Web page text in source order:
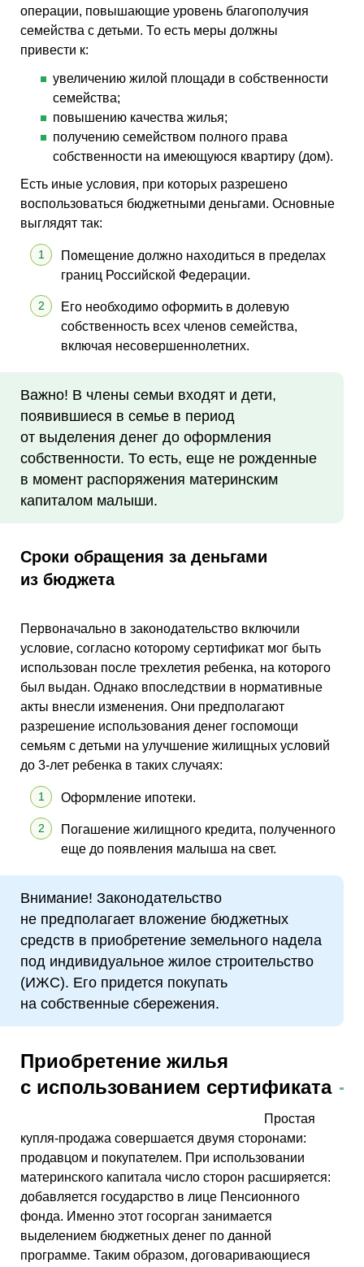
операции, повышающие уровень благополучия
семейства с детьми. То есть меры должны
привести к:
увеличению жилой площади в собственности
семейства;
повышению качества жилья;
получению семейством полного права
собственности на имеющуюся квартиру (дом).
Есть иные условия, при которых разрешено
воспользоваться бюджетными деньгами. Основные
выглядят так:
Помещение должно находиться в пределах
границ Российской Федерации.
Его необходимо оформить в долевую
собственность всех членов семейства,
включая несовершеннолетних.
Важно! В члены семьи входят и дети,
появившиеся в семье в период
от выделения денег до оформления
собственности. То есть, еще не рожденные
в момент распоряжения материнским
капиталом малыши.
Сроки обращения за деньгами
из бюджета
Первоначально в законодательство включили
условие, согласно которому сертификат мог быть
использован после трехлетия ребенка, на которого
был выдан. Однако впоследствии в нормативные
акты внесли изменения. Они предполагают
разрешение использования денег госпомощи
семьям с детьми на улучшение жилищных условий
до 3-лет ребенка в таких случаях:
Оформление ипотеки.
Погашение жилищного кредита, полученного
еще до появления малыша на свет.
Внимание! Законодательство
не предполагает вложение бюджетных
средств в приобретение земельного надела
под индивидуальное жилое строительство
(ИЖС). Его придется покупать
на собственные сбережения.
Приобретение жилья
с использованием сертификата
Простая
купля-продажа совершается двумя сторонами:
продавцом и покупателем. При использовании
материнского капитала число сторон расширяется:
добавляется государство в лице Пенсионного
фонда. Именно этот госорган занимается
выделением бюджетных денег по данной
программе. Таким образом, договаривающиеся